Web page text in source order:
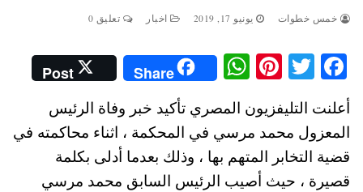
خمس خطوات يونيو 17, 2019 اخبار تعليق 0
Fa
ce
bo
ok
T
tte
r
Pi
nt
er
es
t
W
ha
ts
A
pp
Share
Post
أعلنت التليفزيون المصري تأكيد خبر وفاة الرئيس
المعزول محمد مرسي في المحكمة ، اثناء محاكمته في
قضية التخابر المتهم بها ، وذلك بعدما أدلى بكلمة
قصيرة ، حيث أصيب الرئيس السابق محمد مرسي